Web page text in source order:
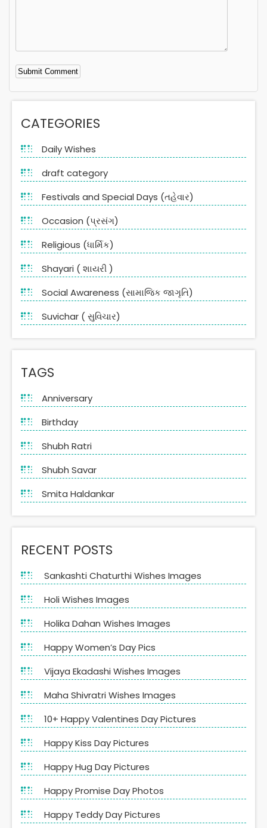
Alternative:
CATEGORIES
Daily Wishes
draft category
Festivals and Special Days (તહેવાર)
Occasion (પ્રસંગ)
Religious (ધાર્મિક)
Shayari ( શાયરી )
Social Awareness (સામાજિક જાગૃતિ)
Suvichar ( સુવિચાર)
TAGS
Anniversary
Birthday
Shubh Ratri
Shubh Savar
Smita Haldankar
RECENT POSTS
Sankashti Chaturthi Wishes Images
Holi Wishes Images
Holika Dahan Wishes Images
Happy Women’s Day Pics
Vijaya Ekadashi Wishes Images
Maha Shivratri Wishes Images
10+ Happy Valentines Day Pictures
Happy Kiss Day Pictures
Happy Hug Day Pictures
Happy Promise Day Photos
Happy Teddy Day Pictures